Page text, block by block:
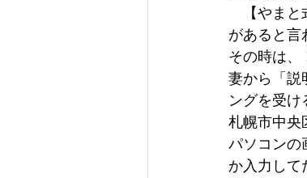
【やまと
があると言
その時は、
妻から「説
ングを受け
札幌市中央
パソコンの
か入力して